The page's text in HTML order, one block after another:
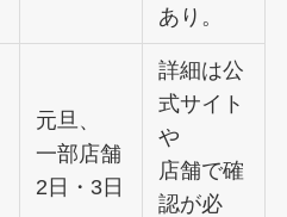
あり。
元旦、
一部店舗
2日・3日
詳細は公
式サイト
や
店舗で確
認が必